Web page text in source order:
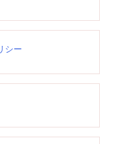
シー